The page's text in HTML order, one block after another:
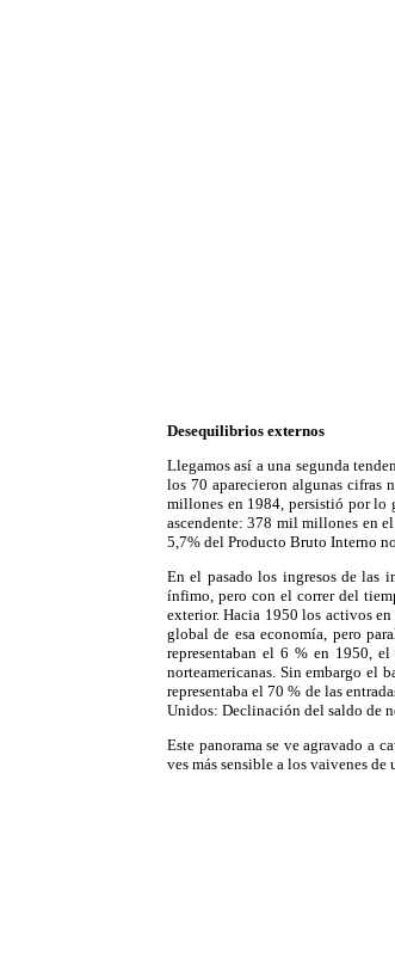
Desequilibrios externos
Llegamos así a una segunda
los 70 aparecieron algunas cifras
millones en 1984, persistió por lo
ascendente: 378 mil millones en
5,7% del Producto Bruto Interno
En el pasado los ingresos de las
ínfimo, pero con el correr del
exterior. Hacia 1950 los activos
global de esa economía, pero
representaban el 6 % en 1950,
norteamericanas. Sin embargo el
representaba el 70 % de las
Unidos: Declinación del saldo de
Este panorama se ve agravado a
ves más sensible a los vaivenes